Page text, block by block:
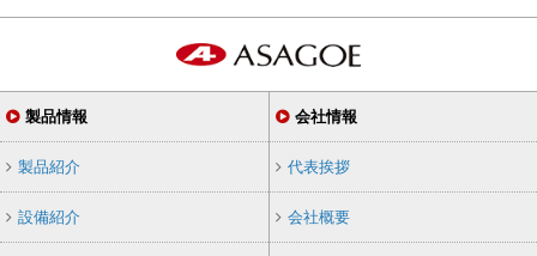
製品情報
製品紹介
設備紹介
会社情報
代表挨拶
会社概要